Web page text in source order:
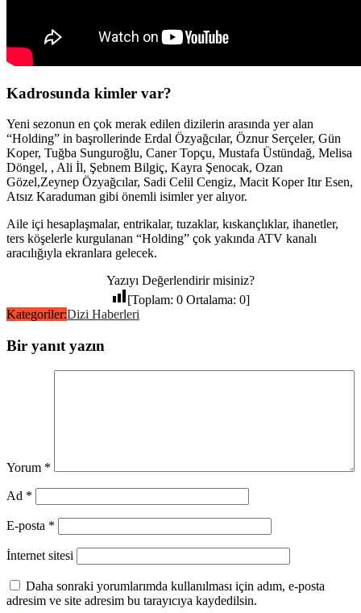
Kadrosunda kimler var?
Yeni sezonun en çok merak edilen dizilerin arasında yer alan
“Holding” in başrollerinde Erdal Özyağcılar, Öznur Serçeler, Gün
Koper, Tuğba Sunguroğlu, Caner Topçu, Mustafa Üstündağ, Melisa
Döngel, , Ali İl, Şebnem Bilgiç, Kayra Şenocak, Ozan
Gözel,Zeynep Özyağcılar, Sadi Celil Cengiz, Macit Koper Itır Esen,
Atsız Karaduman gibi önemli isimler yer alıyor.
Aile içi hesaplaşmalar, entrikalar, tuzaklar, kıskançlıklar, ihanetler,
ters köşelerle kurgulanan “Holding” çok yakında ATV kanalı
aracılığıyla ekranlara gelecek.
Yazıyı Değerlendirir misiniz?
[Toplam: 0 Ortalama: 0]
Kategoriler:Dizi Haberleri
Bir yanıt yazın
Yorum *
Ad *
E-posta *
İnternet sitesi
Daha sonraki yorumlarımda kullanılması için adım, e-posta
adresim ve site adresim bu tarayıcıya kaydedilsin.